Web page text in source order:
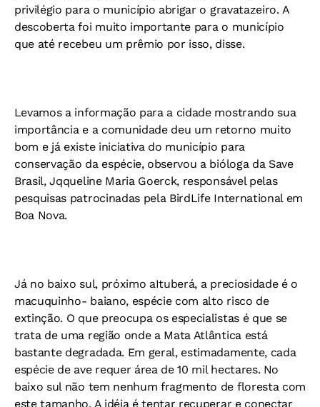
privilégio para o município abrigar o gravatazeiro. A
descoberta foi muito importante para o município
que até recebeu um prêmio por isso, disse.
Levamos a informação para a cidade mostrando sua
importância e a comunidade deu um retorno muito
bom e já existe iniciativa do município para
conservação da espécie, observou a bióloga da Save
Brasil, Jqqueline Maria Goerck, responsável pelas
pesquisas patrocinadas pela BirdLife International em
Boa Nova.
Já no baixo sul, próximo aItuberá, a preciosidade é o
macuquinho- baiano, espécie com alto risco de
extinção. O que preocupa os especialistas é que se
trata de uma região onde a Mata Atlântica está
bastante degradada. Em geral, estimadamente, cada
espécie de ave requer área de 10 mil hectares. No
baixo sul não tem nenhum fragmento de floresta com
este tamanho. A idéia é tentar recuperar e conectar